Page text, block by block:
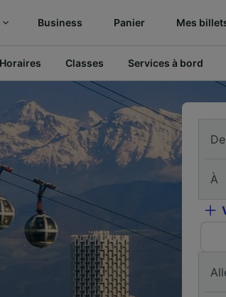
Business Panier Mes
Horaires Classes Services à bord
De
À